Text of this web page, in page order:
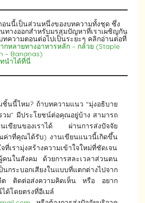
อนนี้เป็นส่วนหนึ่งของบทความทั้งชุด ซึ่ง
ทางออกสำหรับมรสุมปัญหาที่เราเผชิญกัน
ทความตอนต่อไปเป็นระยะๆ คลิกอ่านต่อที่
กหลายทางอาหารหลัก – กล้วย (Staple
– Bananas)
นำได้ที่นี่
นนี้ไหม? ถ้าบทความแนว “มุ่งอธิบาย
วม” มีประโยชน์ต่อคุณอยู่บ้าง สามารถ
เขียนของเราได้ ผ่านการส่งปัจจัย
าที่คุณได้รับ) งานเขียนแนวนี้เกิดขึ้น
ที่เรามุ่งสร้างความเข้าใจใหม่ที่ชัดเจน
คนในสังคม ด้วยการสละเวลาส่วนตน
ป็นกระบอกเสียงในแบบที่แตกต่างไปจาก
ต ติดต่อส่งความคิดเห็น หรือ อยาก
ด้โดยตรงที่อีเมล์